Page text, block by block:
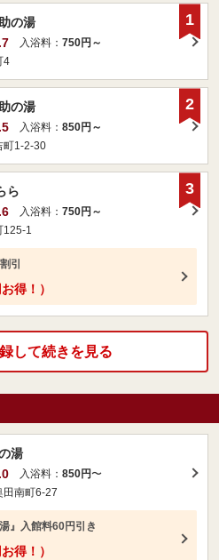
の湯
入浴料： 750円～
4
1
の湯
入浴料： 850円～
町1-2-30
2
ら
入浴料： 750円～
125-1
引
得！）
3
して続きを見る
湯
入浴料： 850円〜
田南町6-27
』入館料60円引き
得！）